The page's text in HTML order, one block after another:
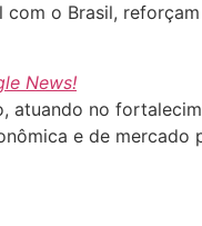
com o Brasil,
News!
atuando no
e de mercado